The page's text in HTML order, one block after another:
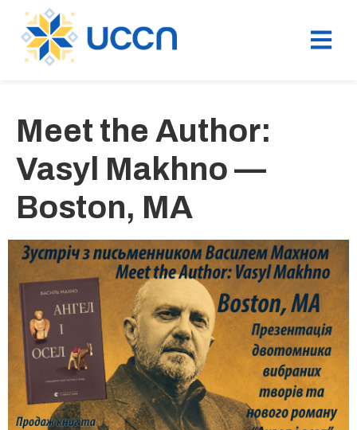
Meet the Author:
Vasyl Makhno —
Boston, MA